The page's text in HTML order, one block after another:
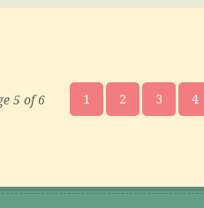
5 of 6 1 2 3 4